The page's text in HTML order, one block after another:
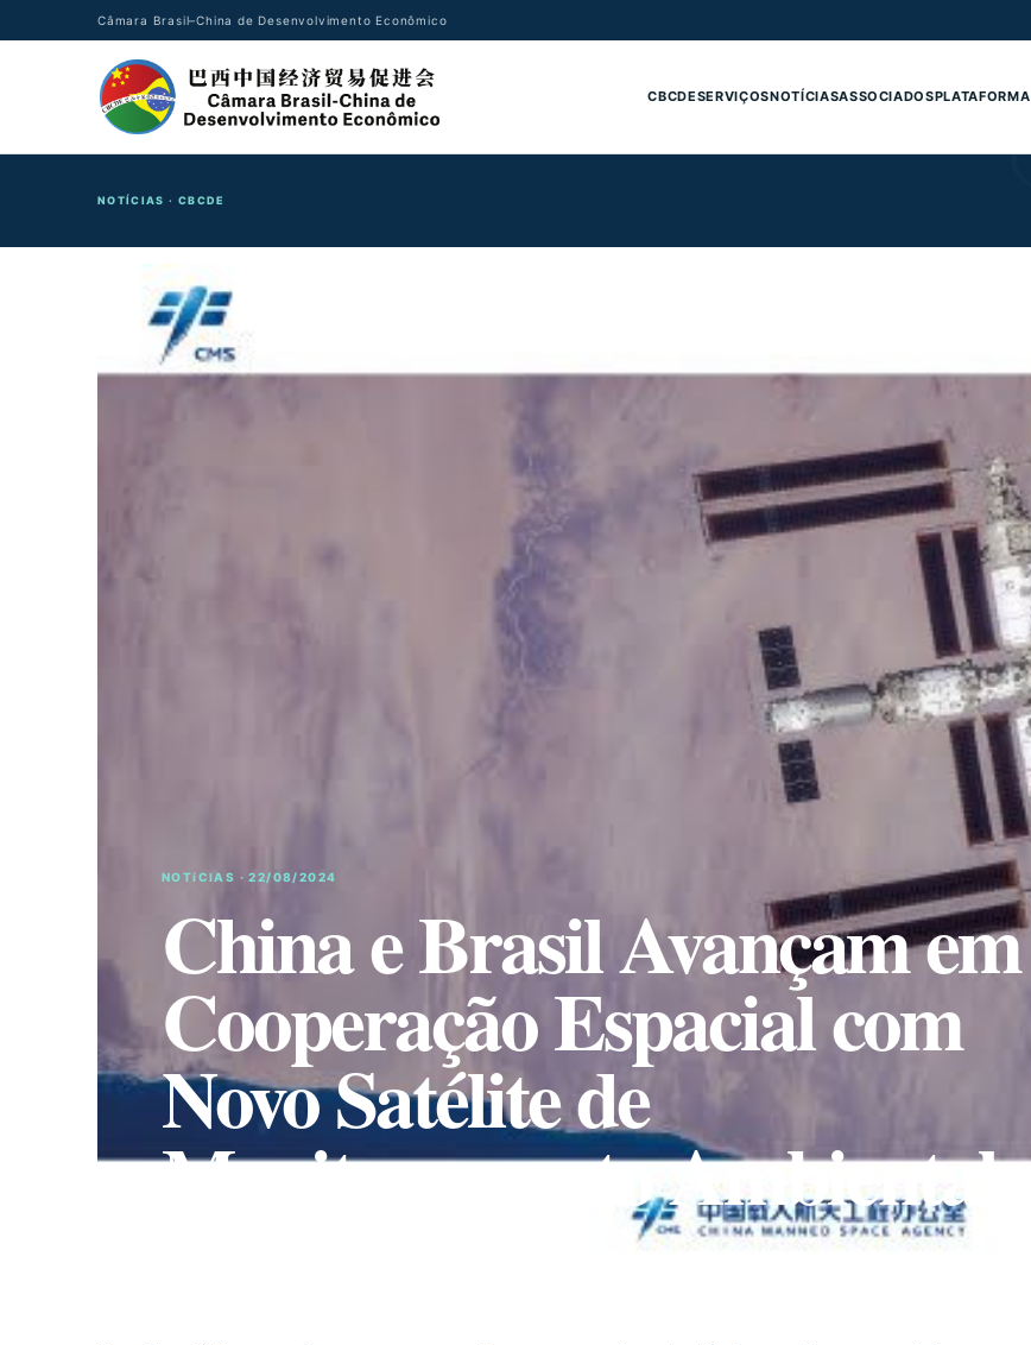
Câmara Brasil–China de Desenvolvimento Econômico
CBCDESERVIÇOSNOTÍCIASASSOCIADOSPLATAFORMA
NOTÍCIAS · CBCDE
NOTíCIAS · 22/08/2024
China e Brasil Avançam em
Cooperação Espacial com
Novo Satélite de
Monitoramento Ambiental